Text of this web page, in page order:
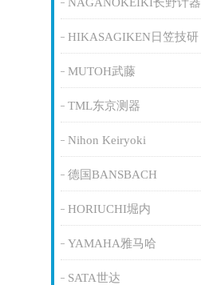
HIKASAGIKEN日笠技研
MUTOH武藤
TML东京测器
Nihon Keiryoki
德国BANSBACH
HORIUCHI堀内
YAMAHA雅马哈
SATA世达